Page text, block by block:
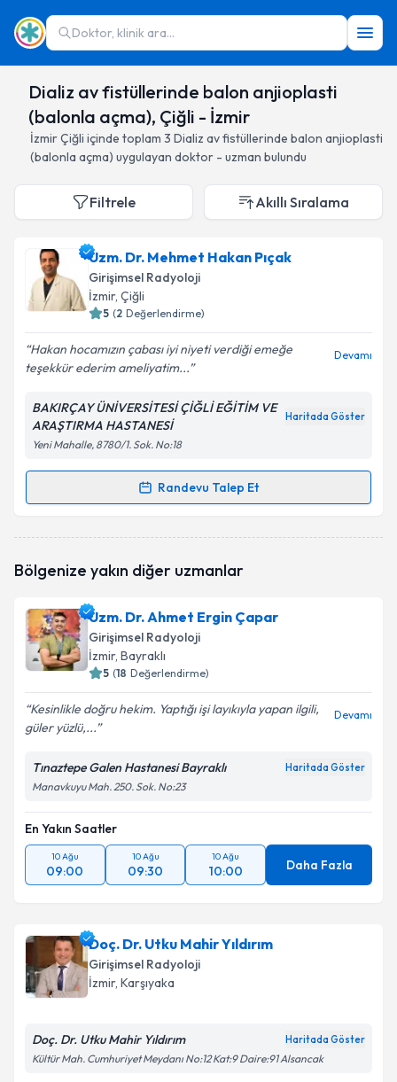
Doktor, klinik ara...
Dializ av fistüllerinde balon anjioplasti
(balonla açma), Çiğli - İzmir
İzmirÇiğli içinde toplam 3 Dializ av fistüllerinde balon anjioplasti
(balonla açma) uygulayan doktor - uzman bulundu
Filtrele Akıllı Sıralama
Uzm. Dr. Mehmet Hakan Pıçak
Girişimsel Radyoloji
İzmir, Çiğli
5 (2 Değerlendirme)
Hakan hocamızın çabası iyi niyeti verdiği emeğe
teşekkür ederim ameliyatim...
Devamı
BAKIRÇAY ÜNİVERSİTESİ ÇİĞLİ EĞİTİM VE
ARAŞTIRMA HASTANESİ
Haritada Göster
Yeni Mahalle, 8780/1. Sok. No:18
Randevu Talep Et
Randevu Takvimi Talebi
talebi oluşturun. Size bu uzmandan randevu almanız
bilgilendireceğiz.
E-posta Adresiniz
Kişisel verilerimin işlenmesine ilişkin
kapsamda işlenmesini kabul ediyorum.
Bölgenize yakın diğer uzmanlar
Uzm. Dr. Ahmet Ergin Çapar
Girişimsel Radyoloji
İzmir, Bayraklı
5 (18 Değerlendirme)
Kesinlikle doğru hekim. Yaptığı işi layıkıyla yapan ilgili,
güler yüzlü,...
Devamı
Tınaztepe Galen Hastanesi Bayraklı Haritada Göster
Manavkuyu Mah. 250. Sok. No:23
En Yakın Saatler
10 Ağu
09:00
10 Ağu
09:30
10 Ağu
10:00 Daha Fazla
Doç. Dr. Utku Mahir Yıldırım
Girişimsel Radyoloji
İzmir, Karşıyaka
Doç. Dr. Utku Mahir Yıldırım Haritada Göster
Kültür Mah. Cumhuriyet Meydanı No:12 Kat:9 Daire:91 Alsancak